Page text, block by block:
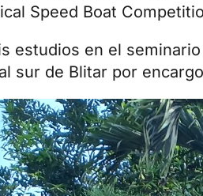
Speed Boat
estudios en el
sur de Blitar por